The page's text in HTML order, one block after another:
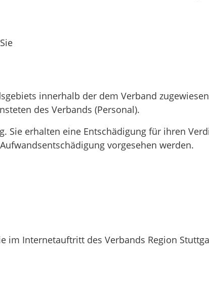
innerhalb der dem Verband
des Verbands (Personal).
erhalten eine Entschädigung für ihren
vorgesehen werden.
im Internetauftritt des Verbands Region